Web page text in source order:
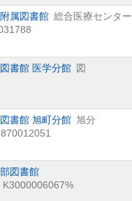
属図書館 総合医療センター
書館 医学分館 図
書館 旭町分館 旭分
図書館
K3000006067%